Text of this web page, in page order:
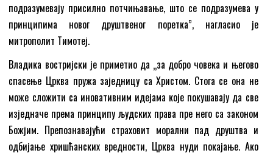
подразумевају присилно потчињавање, што се подразумева у
принципима новог друштвеног поретка”, нагласио је
митрополит Тимотеј.
Владика востријски је приметио да „за добро човека и његово
спасење Црква пружа заједницу са Христом. Стога се она не
може сложити са иновативним идејама које покушавају да све
изједначе према принципу људских права пре него са законом
Божјим. Препознавајући страховит морални пад друштва и
одбијање хришћанских вредности, Црква нуди покајање. Ако